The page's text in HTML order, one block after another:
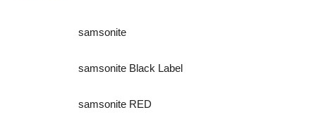
samsonite
samsonite Black Label
samsonite RED